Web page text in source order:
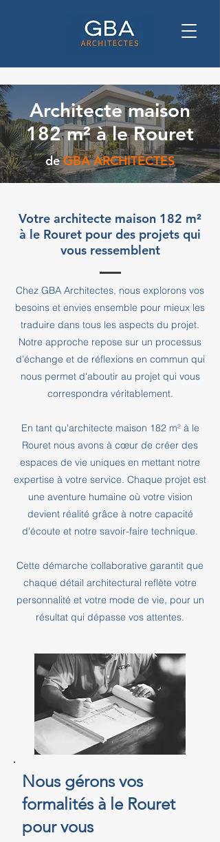
Architecte maison
182 m² à le Rouret
de GBA ARCHITECTES
Votre architecte maison 182 m²
à le Rouret pour des projets qui
vous ressemblent
Chez GBA Architectes, nous explorons vos
besoins et envies ensemble pour mieux les
traduire dans tous les aspects du projet.
Notre approche repose sur un processus
d'échange et de réflexions en commun qui
nous permet d'aboutir au projet qui vous
correspondra véritablement.
En tant qu'architecte maison 182 m² à le
Rouret nous avons à cœur de créer des
espaces de vie uniques en mettant notre
expertise à votre service. Chaque projet est
une aventure humaine où votre vision
devient réalité grâce à notre capacité
d'écoute et notre savoir-faire technique.
Cette démarche collaborative garantit que
chaque détail architectural reflète votre
personnalité et votre mode de vie, pour un
résultat qui dépasse vos attentes.
Nous gérons vos
formalités à le Rouret
pour vous